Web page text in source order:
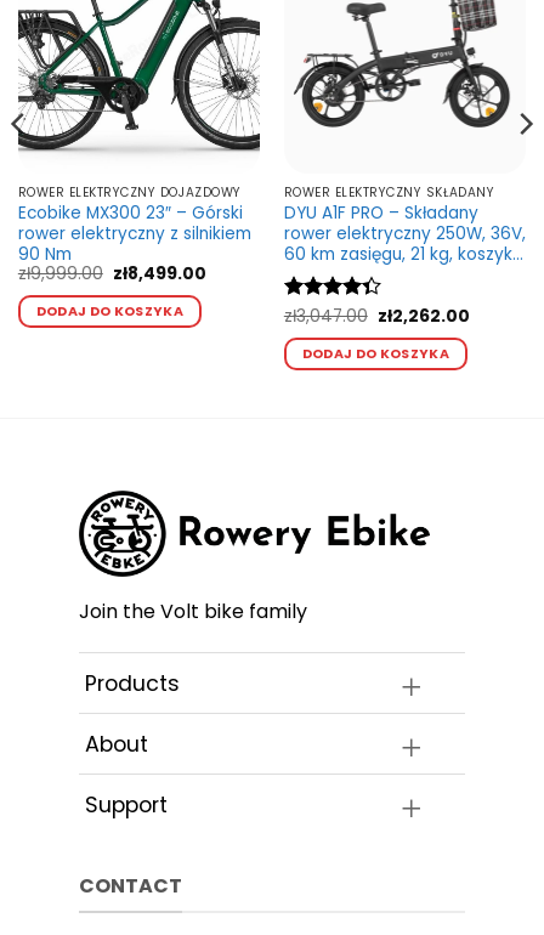
ROWER ELEKTRYCZNY DOJAZDOWY
Ecobike MX300 23″ – Górski
rower elektryczny z silnikiem
90 Nm
zł9,999.00 Pierwotna
cena
wynosiła:
zł9,999.00.
zł8,499.00Aktualna
zł8,499.00.
DODAJ DO KOSZYKA
stronie
produktu
ROWER ELEKTRYCZNY SKŁADANY
DYU A1F PRO – Składany
rower elektryczny 250W, 36V,
60 km zasięgu, 21 kg, koszyk i
bagażnik
Oceniono
4.33na 5
zł3,047.00 Pierwotna
cena
wynosiła:
zł3,047.00.
zł2,262.00Aktualna
DODAJ DO KOSZYKA
Join the Volt bike family
Products
About
Support
CONTACT